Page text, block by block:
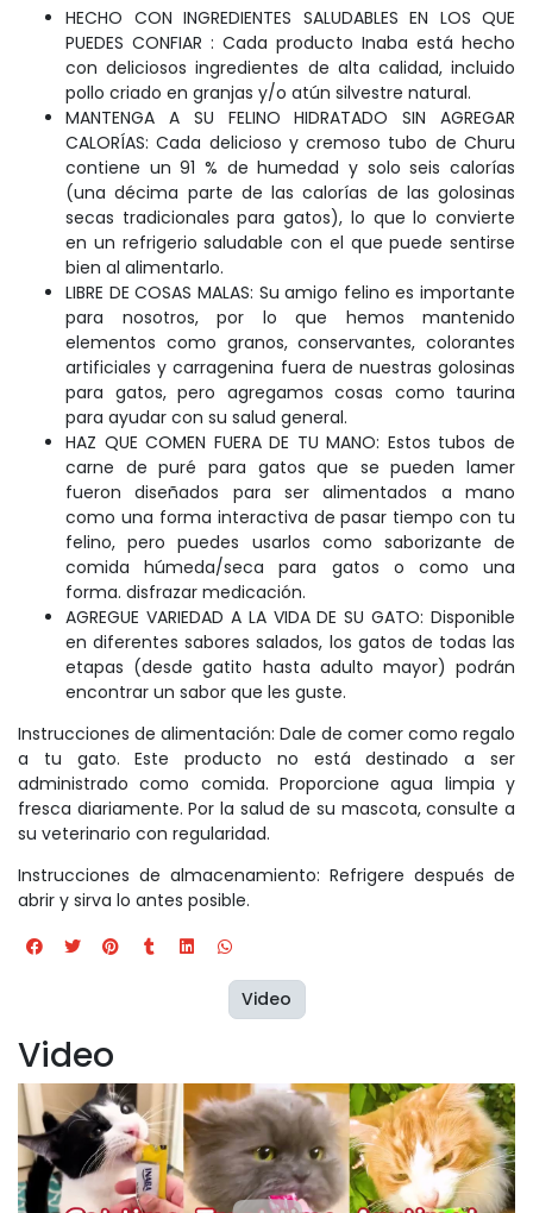
HECHO CON INGREDIENTES SALUDABLES EN LOS QUE
PUEDES CONFIAR : Cada producto Inaba está hecho
con deliciosos ingredientes de alta calidad, incluido
pollo criado en granjas y/o atún silvestre natural.
MANTENGA A SU FELINO HIDRATADO SIN AGREGAR
CALORÍAS: Cada delicioso y cremoso tubo de Churu
contiene un 91 % de humedad y solo seis calorías
(una décima parte de las calorías de las golosinas
secas tradicionales para gatos), lo que lo convierte
en un refrigerio saludable con el que puede sentirse
bien al alimentarlo.
LIBRE DE COSAS MALAS: Su amigo felino es importante
para nosotros, por lo que hemos mantenido
elementos como granos, conservantes, colorantes
artificiales y carragenina fuera de nuestras golosinas
para gatos, pero agregamos cosas como taurina
para ayudar con su salud general.
HAZ QUE COMEN FUERA DE TU MANO: Estos tubos de
carne de puré para gatos que se pueden lamer
fueron diseñados para ser alimentados a mano
como una forma interactiva de pasar tiempo con tu
felino, pero puedes usarlos como saborizante de
comida húmeda/seca para gatos o como una
forma. disfrazar medicación.
AGREGUE VARIEDAD A LA VIDA DE SU GATO: Disponible
en diferentes sabores salados, los gatos de todas las
etapas (desde gatito hasta adulto mayor) podrán
encontrar un sabor que les guste.
Instrucciones de alimentación: Dale de comer como regalo
a tu gato. Este producto no está destinado a ser
administrado como comida. Proporcione agua limpia y
fresca diariamente. Por la salud de su mascota, consulte a
su veterinario con regularidad.
Instrucciones de almacenamiento: Refrigere después de
abrir y sirva lo antes posible.
Video
Video